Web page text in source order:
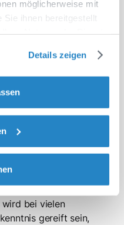
möglicherweise mit
Sie ihnen bereitgestellt
Details zeigen
über Zoom,
organisiert
als
Rollen- und
Benutzermanagement.
die Schulen
bei vielen
gereift sein,